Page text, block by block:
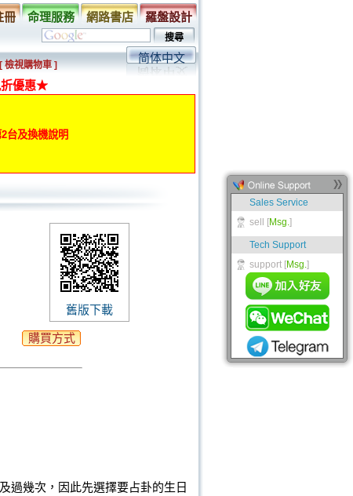
冊 命理服務 網路書店 羅盤設計
[ 檢視購物車 ]
简体中文
折優惠★
台及換機說明
舊版下載
購買方式
幾次，因此先選擇要占卦的生日